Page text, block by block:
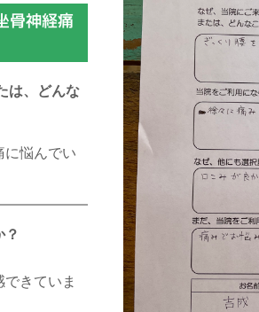
骨神経痛
は、どんな
に悩んでい
？
きていま